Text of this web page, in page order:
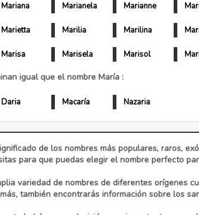
Mariana Marianela Marianne
Marietta Marilia Marilina
Marisa Marisela Marisol
igual que el nombre María :
Daria Macaría Nazaria
de los nombres más populares, raros,
para que puedas elegir el nombre perfecto
variedad de nombres de diferentes orígenes
también encontrarás información sobre los